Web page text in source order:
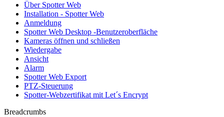
Über Spotter Web
Installation - Spotter Web
Anmeldung
Spotter Web Desktop -Benutzeroberfläche
Kameras öffnen und schließen
Wiedergabe
Ansicht
Alarm
Spotter Web Export
PTZ-Steuerung
Spotter-Webzertifikat mit Let´s Encrypt
Breadcrumbs